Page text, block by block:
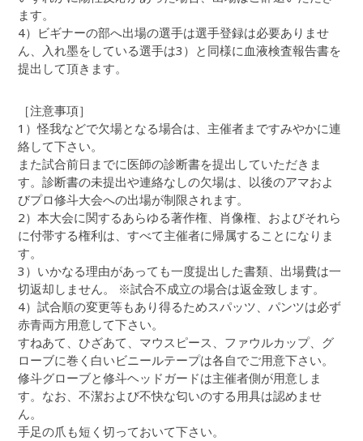
ます。
4）ビギナーの部へ出場の選手は選手登録は必要ありませ
ん、入れ墨をしている選手は3）と同様に血液検査報告書を
提出して頂きます。
［注意事項］
1）怪我などで欠場となる場合は、主催者まですみやかに連
絡して下さい。
また試合前日までに医師の診断書を提出していただきま
す。診断書の未提出や連絡なしの欠場は、以後のアマおよ
びプロ修斗大会への出場が制限されます。
2）本大会に関するあらゆる著作権、肖像権、およびそれら
に付帯する権利は、すべて主催者に帰属することになりま
す。
3）いかなる理由があっても一度提出した書類、出場費は一
切返却しません。 ※試合不成立の場合は返金致します。
4）試合順の変更等もあり得るためスパッツ、パンツは必ず
赤青両方用意して下さい。
すねあて、ひざあて、マウスピース、ファウルカップ、グ
ローブに巻く白いビニールテープは各自でご用意下さい。
修斗グローブと修斗ヘッドガードは主催者側が用意しま
す。なお、不潔および不快な匂いのする用具は認めませ
ん。
手足の爪も短く切っておいて下さい。